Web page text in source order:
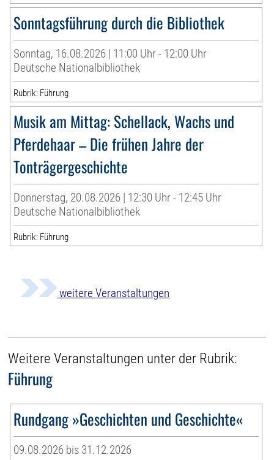
Sonntagsführung durch die Bibliothek
Sonntag, 16.08.2026 | 11:00 Uhr - 12:00 Uhr
Deutsche Nationalbibliothek
Rubrik: Führung
Musik am Mittag: Schellack, Wachs und
Pferdehaar – Die frühen Jahre der
Tonträgergeschichte
Donnerstag, 20.08.2026 | 12:30 Uhr - 12:45 Uhr
Deutsche Nationalbibliothek
Rubrik: Führung
weitere Veranstaltungen
Weitere Veranstaltungen unter der Rubrik:
Führung
Rundgang »Geschichten und Geschichte«
09.08.2026 bis 31.12.2026